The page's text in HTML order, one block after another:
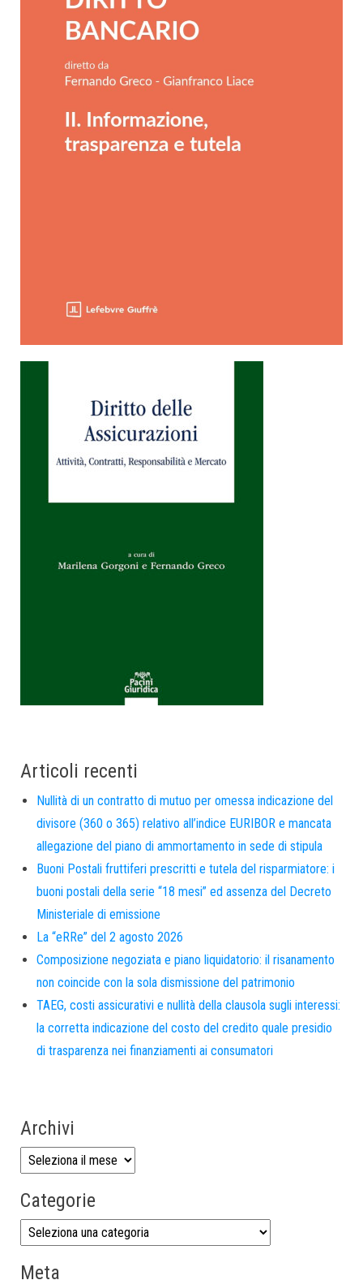
Articoli recenti
Nullità di un contratto di mutuo per omessa indicazione del
divisore (360 o 365) relativo all’indice EURIBOR e mancata
allegazione del piano di ammortamento in sede di stipula
Buoni Postali fruttiferi prescritti e tutela del risparmiatore: i
buoni postali della serie “18 mesi” ed assenza del Decreto
Ministeriale di emissione
La “eRRe” del 2 agosto 2026
Composizione negoziata e piano liquidatorio: il risanamento
non coincide con la sola dismissione del patrimonio
TAEG, costi assicurativi e nullità della clausola sugli interessi:
la corretta indicazione del costo del credito quale presidio
di trasparenza nei finanziamenti ai consumatori
Archivi
Categorie
Meta